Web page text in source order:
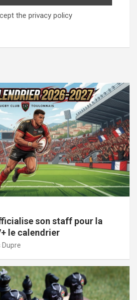
the privacy policy
son staff pour la
le calendrier
Dupre